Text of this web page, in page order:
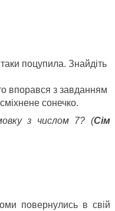
поцупила. Знайдіть
впорався з завданням
сонечко.
з числом 7? (Сім
повернулись в свій